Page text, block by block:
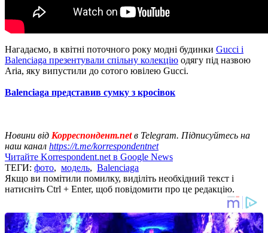
Нагадаємо, в квітні поточного року модні будинки Gucci і
Balenciaga презентували спільну колекцію одягу під назвою
Aria, яку випустили до сотого ювілею Gucci.
Balenciaga представив сумку з кросівок
Новини від Корреспондент.netв Telegram. Підписуйтесь на
наш канал https://t.me/korrespondentnet
Читайте Korrespondent.net в Google News
ТЕГИ: фото, модель, Balenciaga
Якщо ви помітили помилку, виділіть необхідний текст і
натисніть Ctrl + Enter, щоб повідомити про це редакцію.